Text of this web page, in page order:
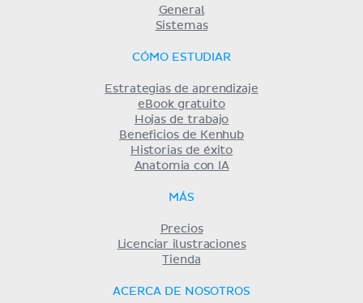
General
Sistemas
CÓMO ESTUDIAR
Estrategias de aprendizaje
eBook gratuito
Hojas de trabajo
Beneficios de Kenhub
Historias de éxito
Anatomia con IA
MÁS
Precios
Licenciar ilustraciones
Tienda
ACERCA DE NOSOTROS